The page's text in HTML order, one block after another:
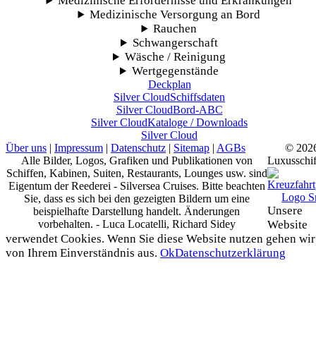
Medizinische Versorgung an Bord
Rauchen
Schwangerschaft
Wäsche / Reinigung
Wertgegenstände
Deckplan
Silver CloudSchiffsdaten
Silver CloudBord-ABC
Silver CloudKataloge / Downloads
Silver Cloud
Über uns | Impressum | Datenschutz | Sitemap | AGBs
Alle Bilder, Logos, Grafiken und Publikationen von
Schiffen, Kabinen, Suiten, Restaurants, Lounges usw. sind
Eigentum der Reederei - Silversea Cruises. Bitte beachten
Sie, dass es sich bei den gezeigten Bildern um eine
beispielhafte Darstellung handelt. Änderungen
vorbehalten. - Luca Locatelli, Richard Sidey
©
Unsere
Website
verwendet Cookies. Wenn Sie diese Website nutzen gehen wir
von Ihrem Einverständnis aus. OkDatenschutzerklärung